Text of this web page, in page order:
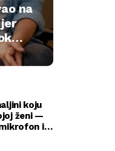
na
koju
ženi —
i